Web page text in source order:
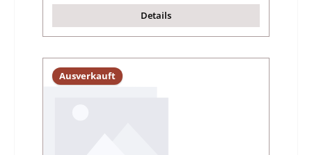
Details
Ausverkauft